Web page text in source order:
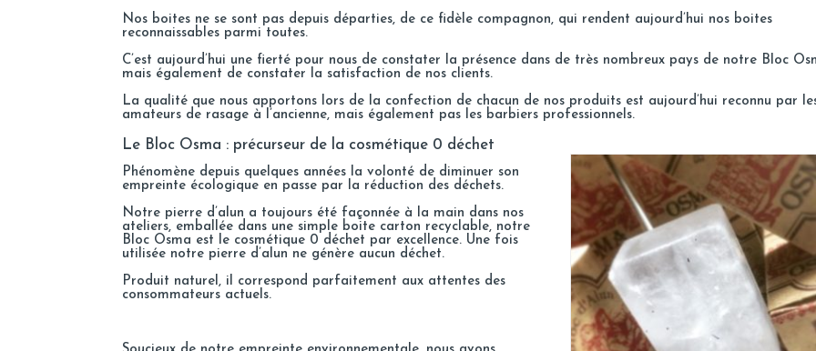
Nos boites ne se sont pas depuis départies, de ce fidèle compagnon, qui rendent aujourd’hui nos boites
reconnaissables parmi toutes.
C’est aujourd’hui une fierté pour nous de constater la présence dans de très nombreux pays de notre Bloc
mais également de constater la satisfaction de nos clients.
La qualité que nous apportons lors de la confection de chacun de nos produits est aujourd’hui reconnu par
amateurs de rasage à l’ancienne, mais également pas les barbiers professionnels.
Le Bloc Osma : précurseur de la cosmétique 0 déchet
Phénomène depuis quelques années la volonté de diminuer son
empreinte écologique en passe par la réduction des déchets.
Notre pierre d’alun a toujours été façonnée à la main dans nos
ateliers, emballée dans une simple boite carton recyclable, notre
Bloc Osma est le cosmétique 0 déchet par excellence. Une fois
utilisée notre pierre d’alun ne génère aucun déchet.
Produit naturel, il correspond parfaitement aux attentes des
consommateurs actuels.